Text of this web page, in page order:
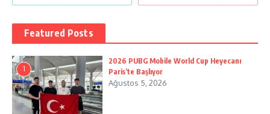
Featured Posts
1
2026 PUBG Mobile World Cup Heyecanı
Paris’te Başlıyor
Ağustos 5, 2026